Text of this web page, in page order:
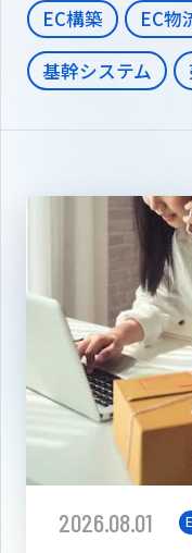
EC構築
EC物
基幹システム
2026.08.01